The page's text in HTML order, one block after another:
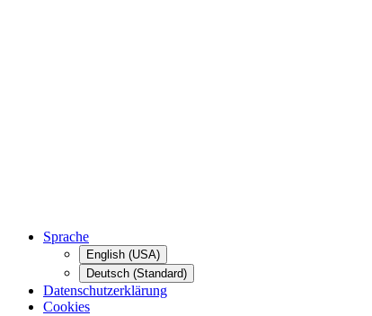
Sprache
English (USA)
Deutsch (Standard)
Datenschutzerklärung
Cookies